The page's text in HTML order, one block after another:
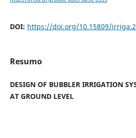
DOI: https://doi.org/10.15809/
Resumo
DESIGN OF BUBBLER IRRIGATION
AT GROUND LEVEL